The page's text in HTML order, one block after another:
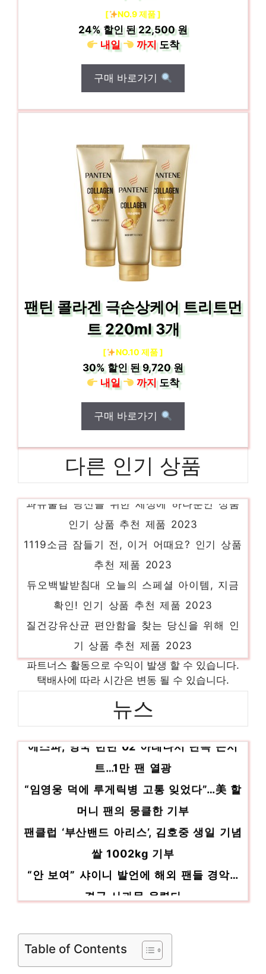
[ NO.9 제품 ]
24%할인 된22,500 원
내일
까지도착
구매 바로가기
팬틴 콜라겐 극손상케어 트리트먼
트 220ml 3개
[ NO.10 제품 ]
30%할인 된9,720 원
내일
까지도착
구매 바로가기
다른 인기 상품
과슈물감 당신을 위한 세상에 하나뿐인 상품
인기 상품 추천 제품 2023
1119소금 잠들기 전, 이거 어때요? 인기 상품
추천 제품 2023
듀오백발받침대 오늘의 스페셜 아이템, 지금
확인! 인기 상품 추천 제품 2023
질건강유산균 편안함을 찾는 당신을 위해 인
기 상품 추천 제품 2023
소방복 다가오는 여름, 시원하게! 인기 상품
추천 제품 2023
러버메이드아기의자 소장가치 100%의 특별
한 제품 인기 상품 추천 제품 2023
저당쌈장 멋진 변화, 당신의 손안에 인기 상
품 추천 제품 2023
파트너스 활동으로 수익이 발생 할 수 있습니다.
택배사에 따라 시간은 변동 될 수 있습니다.
뉴스
에스파, 영국 런던 02 아레나서 단독 콘서
트…1만 팬 열광
“임영웅 덕에 루게릭병 고통 잊었다”…美 할
머니 팬의 뭉클한 기부
팬클럽 ‘부산밴드 아리스’, 김호중 생일 기념
쌀 1002kg 기부
“안 보여” 샤이니 발언에 해외 팬들 경악…
결국 사과문 올렸다
김범룡 “80년대 팬들 싸움 잦아…집앞에 텐
트 치고 상주하기도”
Table of Contents